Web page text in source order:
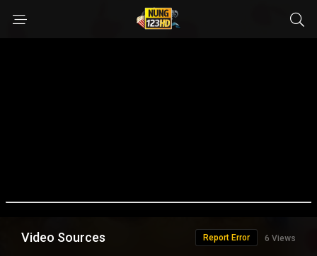
Video Sources 6 Views
Report Error